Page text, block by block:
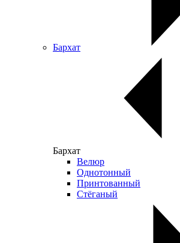
Бархат
Бархат
Велюр
Однотонный
Принтованный
Стёганый